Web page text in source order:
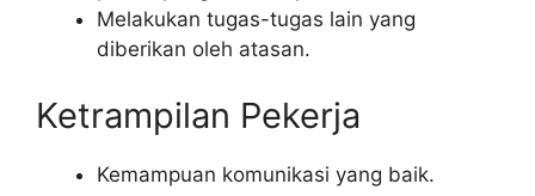
Melakukan tugas-tugas lain yang
diberikan oleh atasan.
Ketrampilan Pekerja
Kemampuan komunikasi yang baik.